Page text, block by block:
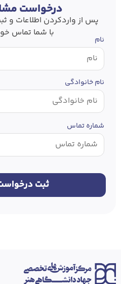
درخواست
پس از وارد‌کردن اطلاعات و
با شما تماس
نام
نام خانوادگی
شماره تماس